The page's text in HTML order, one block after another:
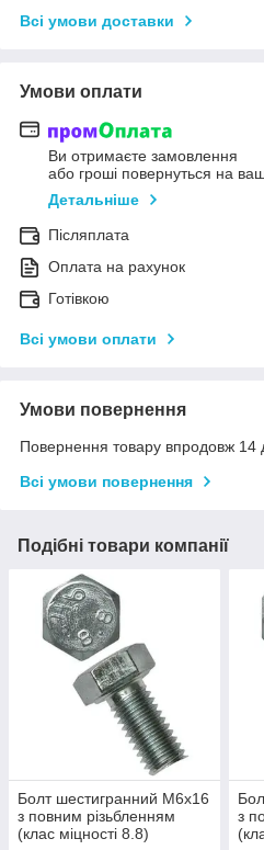
Всі умови доставки
Умови оплати
Ви отримаєте замовлення
або гроші повернуться на
Детальніше
Післяплата
Оплата на рахунок
Готівкою
Всі умови оплати
Умови повернення
Повернення товару впродовж 14
Всі умови повернення
Подібні товари компанії
Болт шестигранний М6х16
з повним різьбленням
(клас міцності 8.8)
з